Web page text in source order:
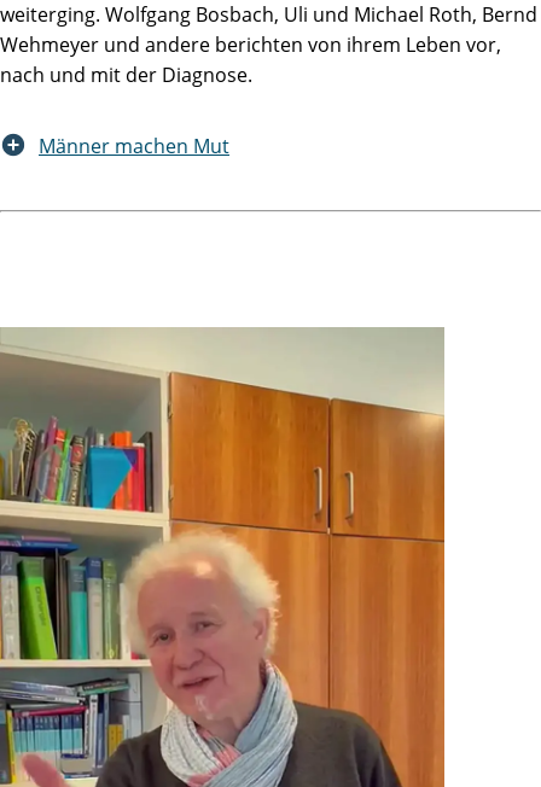
weiterging. Wolfgang Bosbach, Uli und Michael Roth, Bernd
Wehmeyer und andere berichten von ihrem Leben vor,
nach und mit der Diagnose.
Männer machen Mut